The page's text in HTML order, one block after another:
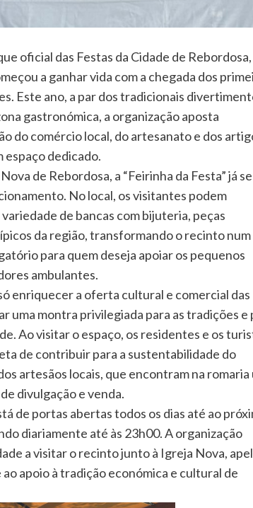
oficial das Festas da Cidade de
a ganhar vida com a chegada dos
Este ano, a par dos tradicionais
gastronómica, a organização aposta
do comércio local, do artesanato e dos
espaço dedicado.
de Rebordosa, a “Feirinha da Festa” já se
No local, os visitantes podem
de bancas com bijuteria, peças
da região, transformando o recinto num
para quem deseja apoiar os pequenos
ambulantes.
enriquecer a oferta cultural e comercial das
uma montra privilegiada para as tradições e
Ao visitar o espaço, os residentes e os
de contribuir para a sustentabilidade do
artesãos locais, que encontram na romaria
divulgação e venda.
de portas abertas todos os dias até ao
diariamente até às 23h00. A organização
a visitar o recinto junto à Igreja Nova,
apoio à tradição económica e cultural de